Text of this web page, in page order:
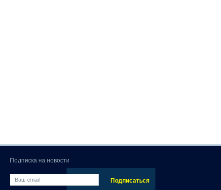
Подписка на новости